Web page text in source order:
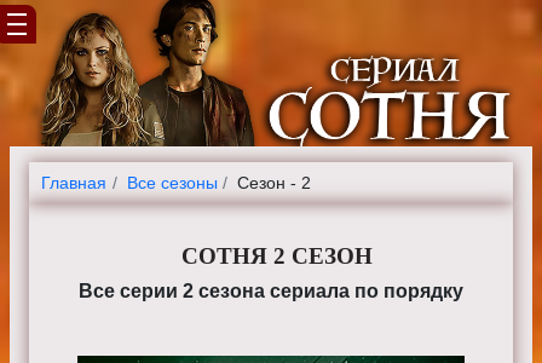
Главная Все сезоны Сезон - 2
СОТНЯ 2 СЕЗОН
Все серии 2 сезона сериала по порядку